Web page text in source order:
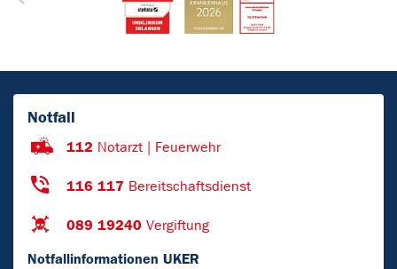
Notfall
112 Notarzt | Feuerwehr
116 117 Bereitschaftsdienst
089 19240 Vergiftung
Notfallinformationen UKER